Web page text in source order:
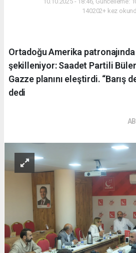
140202+ kez
Ortadoğu Amerika
şekilleniyor: Saadet Partili
Gazze planını eleştirdi. “Barış
dedi